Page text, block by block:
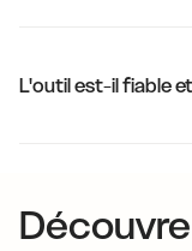
L'outil est-il fiable